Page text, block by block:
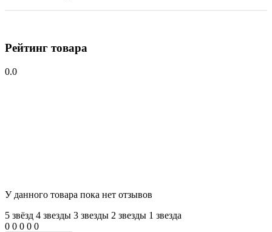
Рейтинг товара
0.0
У данного товара пока нет отзывов
5 звёзд 4 звeзды 3 звeзды 2 звeзды 1 звeзда
0 0 0 0 0